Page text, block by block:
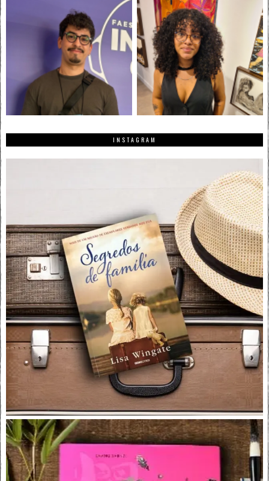
INSTAGRAM